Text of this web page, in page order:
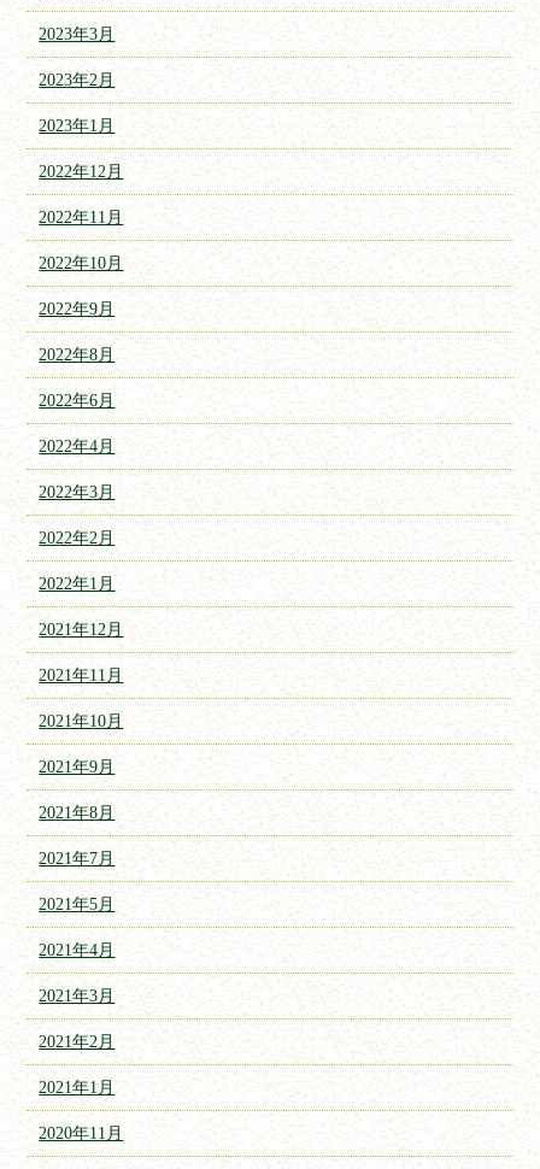
2023年3月
2023年2月
2023年1月
2022年12月
2022年11月
2022年10月
2022年9月
2022年8月
2022年6月
2022年4月
2022年3月
2022年2月
2022年1月
2021年12月
2021年11月
2021年10月
2021年9月
2021年8月
2021年7月
2021年5月
2021年4月
2021年3月
2021年2月
2021年1月
2020年11月